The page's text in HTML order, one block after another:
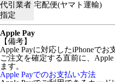
代引業者
指定
宅配便(ヤマト運輸)
Apple Pay
【備考】
Apple Payに対応したiPhoneでお
ご注文を確定する直前に、
ます。
Apple Payでのお支払い方法